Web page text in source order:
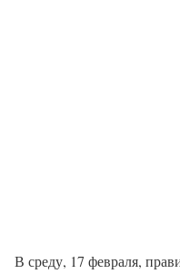
В среду, 17 февраля,